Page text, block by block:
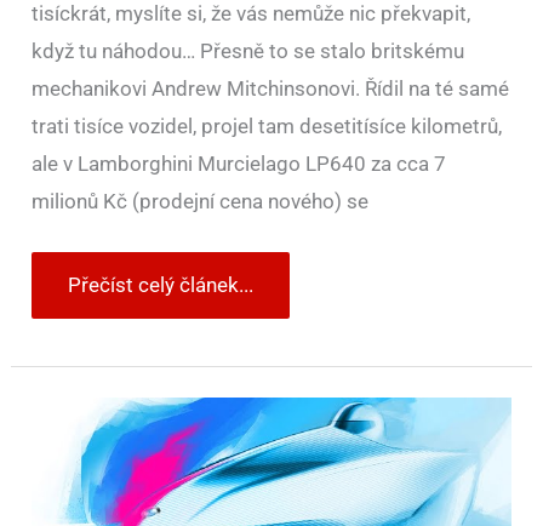
tisíckrát, myslíte si, že vás nemůže nic překvapit,
když tu náhodou… Přesně to se stalo britskému
mechanikovi Andrew Mitchinsonovi. Řídil na té samé
trati tisíce vozidel, projel tam desetitísíce kilometrů,
ale v Lamborghini Murcielago LP640 za cca 7
milionů Kč (prodejní cena nového) se
Přečíst celý článek...
BMW
připravuje
dvoumístný
bob
na
Olympiádu